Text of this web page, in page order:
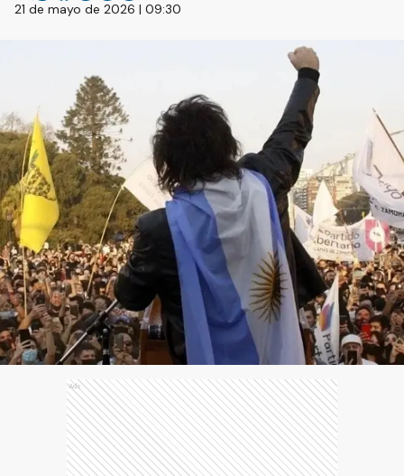
21 de mayo de 2026 | 09:30
Ads